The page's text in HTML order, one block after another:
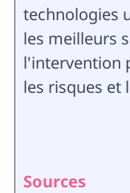
technologies
les meilleurs
l'intervention
les risques et
Sources